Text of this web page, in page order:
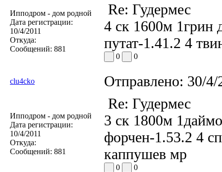
Ипподром - дом родной
Дата регистрации:
10/4/2011
Откуда:
Сообщений: 881
Re: Гудермес
4 ск 1600м 1грин
путат-1.41.2 4
0 0
clu4cko Отправлено: 30/
Ипподром - дом родной
Дата регистрации:
10/4/2011
Откуда:
Сообщений: 881
Re: Гудермес
3 ск 1800м
форчен-1.53.2 4
каппушев мр
0 0